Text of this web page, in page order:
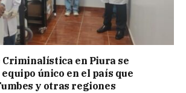
en Piura se
único en el país que
y otras regiones